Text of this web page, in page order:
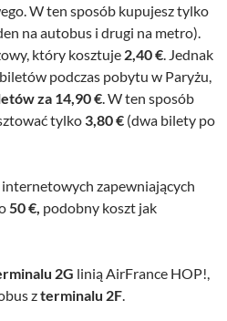
W ten sposób kupujesz tylko
na autobus i drugi na metro).
który kosztuje 2,40 € . Jednak
podczas pobytu w Paryżu,
za 14,90 € . W ten sposób
tylko 3,80 € (dwa bilety po
zapewniających
50 €, podobny koszt jak
2G linią AirFrance HOP!,
zterminalu 2F